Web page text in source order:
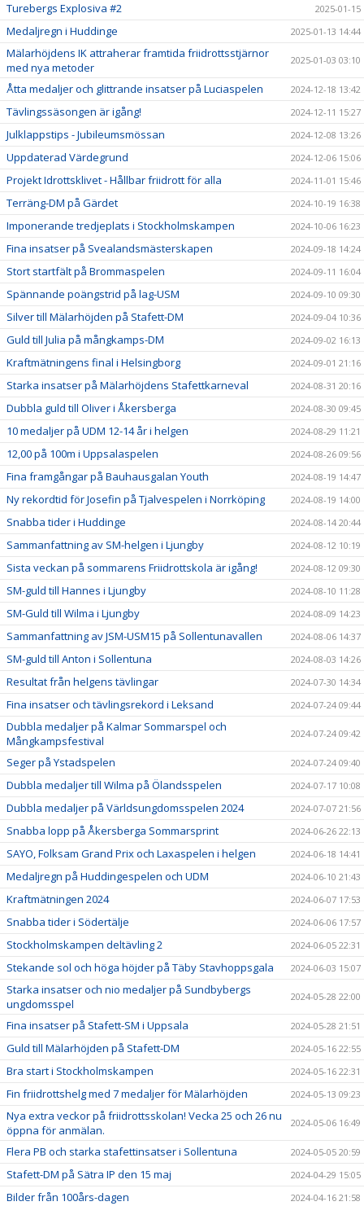
Turebergs Explosiva #2 2025-01-15
Medaljregn i Huddinge 2025-01-13 14:44
Mälarhöjdens IK attraherar framtida friidrottsstjärnor
med nya metoder
2025-01-03 03:10
Åtta medaljer och glittrande insatser på Luciaspelen 2024-12-18 13:42
Tävlingssäsongen är igång! 2024-12-11 15:27
Julklappstips - Jubileumsmössan 2024-12-08 13:26
Uppdaterad Värdegrund 2024-12-06 15:06
Projekt Idrottsklivet - Hållbar friidrott för alla 2024-11-01 15:46
Terräng-DM på Gärdet 2024-10-19 16:38
Imponerande tredjeplats i Stockholmskampen 2024-10-06 16:23
Fina insatser på Svealandsmästerskapen 2024-09-18 14:24
Stort startfält på Brommaspelen 2024-09-11 16:04
Spännande poängstrid på lag-USM 2024-09-10 09:30
Silver till Mälarhöjden på Stafett-DM 2024-09-04 10:36
Guld till Julia på mångkamps-DM 2024-09-02 16:13
Kraftmätningens final i Helsingborg 2024-09-01 21:16
Starka insatser på Mälarhöjdens Stafettkarneval 2024-08-31 20:16
Dubbla guld till Oliver i Åkersberga 2024-08-30 09:45
10 medaljer på UDM 12-14 år i helgen 2024-08-29 11:21
12,00 på 100m i Uppsalaspelen 2024-08-26 09:56
Fina framgångar på Bauhausgalan Youth 2024-08-19 14:47
Ny rekordtid för Josefin på Tjalvespelen i Norrköping 2024-08-19 14:00
Snabba tider i Huddinge 2024-08-14 20:44
Sammanfattning av SM-helgen i Ljungby 2024-08-12 10:19
Sista veckan på sommarens Friidrottskola är igång! 2024-08-12 09:30
SM-guld till Hannes i Ljungby 2024-08-10 11:28
SM-Guld till Wilma i Ljungby 2024-08-09 14:23
Sammanfattning av JSM-USM15 på Sollentunavallen 2024-08-06 14:37
SM-guld till Anton i Sollentuna 2024-08-03 14:26
Resultat från helgens tävlingar 2024-07-30 14:34
Fina insatser och tävlingsrekord i Leksand 2024-07-24 09:44
Dubbla medaljer på Kalmar Sommarspel och
Mångkampsfestival
2024-07-24 09:42
Seger på Ystadspelen 2024-07-24 09:40
Dubbla medaljer till Wilma på Ölandsspelen 2024-07-17 10:08
Dubbla medaljer på Världsungdomsspelen 2024 2024-07-07 21:56
Snabba lopp på Åkersberga Sommarsprint 2024-06-26 22:13
SAYO, Folksam Grand Prix och Laxaspelen i helgen 2024-06-18 14:41
Medaljregn på Huddingespelen och UDM 2024-06-10 21:43
Kraftmätningen 2024 2024-06-07 17:53
Snabba tider i Södertälje 2024-06-06 17:57
Stockholmskampen deltävling 2 2024-06-05 22:31
Stekande sol och höga höjder på Täby Stavhoppsgala 2024-06-03 15:07
Starka insatser och nio medaljer på Sundbybergs
ungdomsspel
2024-05-28 22:00
Fina insatser på Stafett-SM i Uppsala 2024-05-28 21:51
Guld till Mälarhöjden på Stafett-DM 2024-05-16 22:55
Bra start i Stockholmskampen 2024-05-16 22:31
Fin friidrottshelg med 7 medaljer för Mälarhöjden 2024-05-13 09:23
Nya extra veckor på friidrottsskolan! Vecka 25 och 26 nu
öppna för anmälan.
2024-05-06 16:49
Flera PB och starka stafettinsatser i Sollentuna 2024-05-05 20:59
Stafett-DM på Sätra IP den 15 maj 2024-04-29 15:05
Bilder från 100års-dagen 2024-04-16 21:58